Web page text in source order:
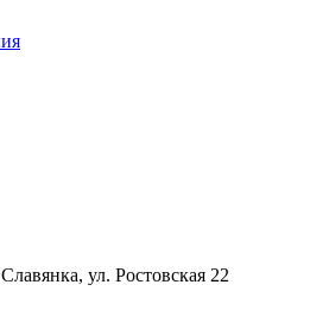
ул. Ростовская 22